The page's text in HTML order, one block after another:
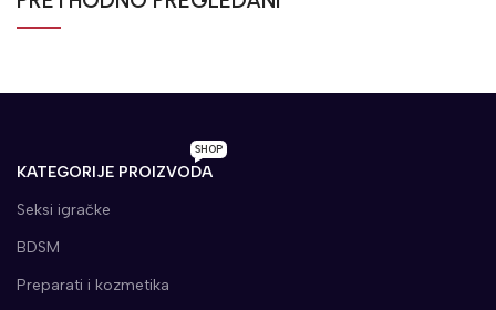
KATEGORIJE PROIZVODA
SHOP
Seksi igračke
BDSM
Preparati i kozmetika